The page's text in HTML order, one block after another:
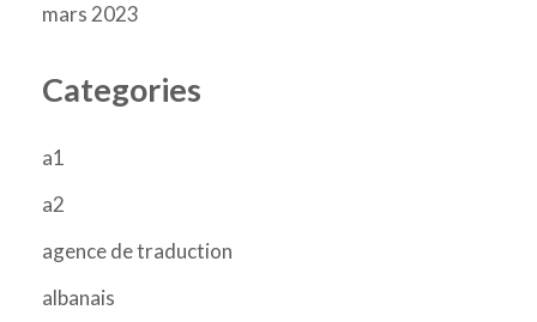
mars 2023
Categories
a1
a2
agence de traduction
albanais